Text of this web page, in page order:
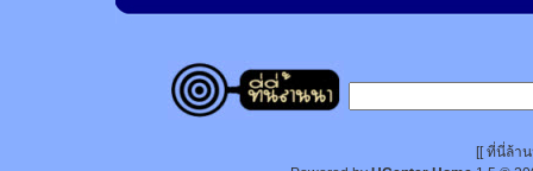
[[ ที่นี่ล้า